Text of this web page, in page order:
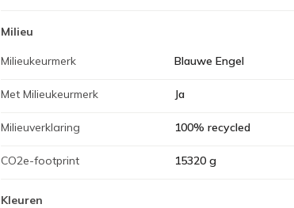
Milieu
Milieukeurmerk Blauwe Engel
Met Milieukeurmerk Ja
Milieuverklaring 100% recycled
CO2e-footprint 15320 g
Kleuren